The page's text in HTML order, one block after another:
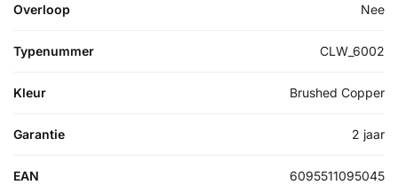
Overloop Nee
Typenummer CLW_6002
Kleur Brushed Copper
Garantie 2 jaar
EAN 6095511095045